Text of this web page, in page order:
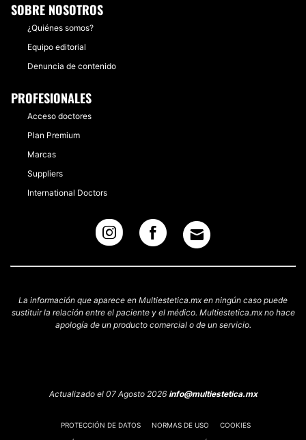
SOBRE NOSOTROS
¿Quiénes somos?
Equipo editorial
Denuncia de contenido
PROFESIONALES
Acceso doctores
Plan Premium
Marcas
Suppliers
International Doctors
La información que aparece en Multiestetica.mx en ningún caso puede
sustituir la relación entre el paciente y el médico. Multiestetica.mx no hace
apología de un producto comercial o de un servicio.
Actualizado el 07 Agosto 2026 info@multiestetica.mx
PROTECCIÓN DE DATOS NORMAS DE USO COOKIES